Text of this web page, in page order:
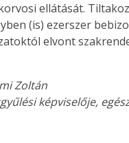
ellátását.
(is) ezerszer
elvont
Zoltán
képviselője,